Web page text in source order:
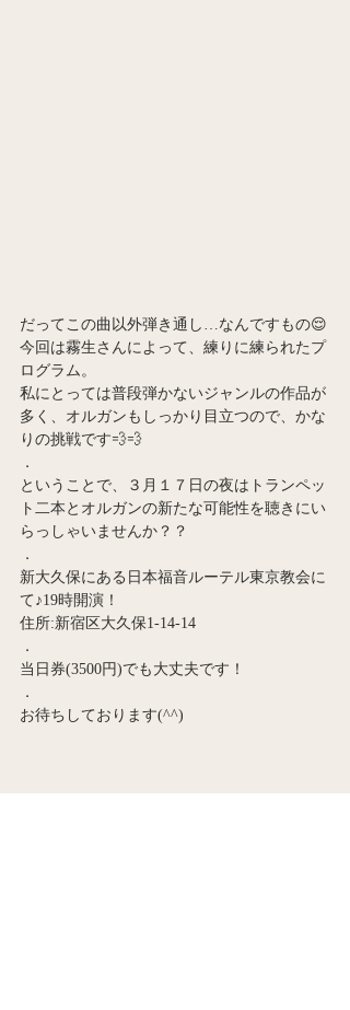
だってこの曲以外弾き通し…なんですもの😌
今回は霧生さんによって、練りに練られたプ
ログラム。
私にとっては普段弾かないジャンルの作品が
多く、オルガンもしっかり目立つので、かな
りの挑戦です💨💨
．
ということで、３月１７日の夜はトランペッ
ト二本とオルガンの新たな可能性を聴きにい
らっしゃいませんか？？
．
新大久保にある日本福音ルーテル東京教会に
て♪19時開演！
住所:新宿区大久保1-14-14
．
当日券(3500円)でも大丈夫です！
．
お待ちしております(^^)